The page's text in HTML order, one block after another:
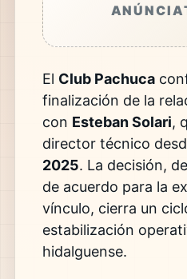
El Club Pachuca
finalización de la
con Esteban Solari,
director técnico
2025. La decisión,
de acuerdo para la
vínculo, cierra un
estabilización
hidalguense.